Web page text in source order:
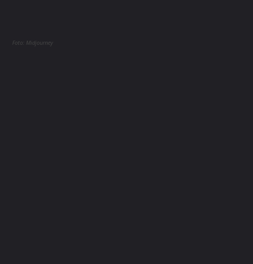
Foto: Midjourney